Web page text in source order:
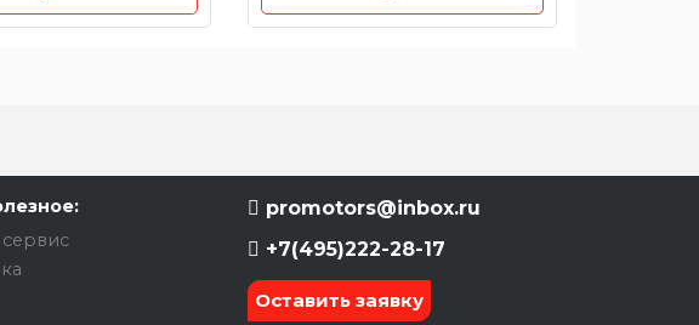
promotors@inbox.ru
+7(495)222-28-17
Оставить заявку